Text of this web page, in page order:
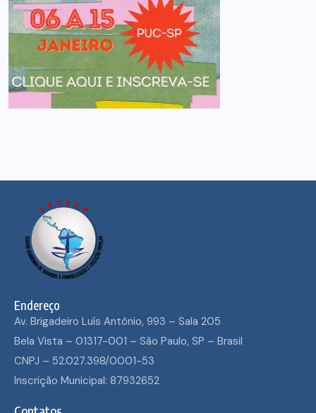
Endereço
Av. Brigadeiro Luís Antônio, 993 – Sala 205
Bela Vista – 01317-001 – São Paulo, SP – Brasil
CNPJ – 52.027.398/0001-53
Inscrição Municipal: 87932652